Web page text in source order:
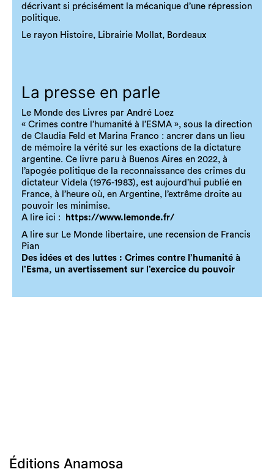
décrivant si précisément la mécanique d’une répression
politique.
Le rayon Histoire, Librairie Mollat, Bordeaux
La presse en parle
Le Monde des Livres par André Loez
« Crimes contre l’humanité à l’ESMA », sous la direction
de Claudia Feld et Marina Franco : ancrer dans un lieu
de mémoire la vérité sur les exactions de la dictature
argentine. Ce livre paru à Buenos Aires en 2022, à
l’apogée politique de la reconnaissance des crimes du
dictateur Videla (1976-1983), est aujourd’hui publié en
France, à l’heure où, en Argentine, l’extrême droite au
pouvoir les minimise.
A lire ici :
https://www.lemonde.fr/
A lire sur Le Monde libertaire, une recension de Francis
Pian
Des idées et des luttes : Crimes contre l’humanité à
l’Esma, un avertissement sur l’exercice du pouvoir
Éditions Anamosa